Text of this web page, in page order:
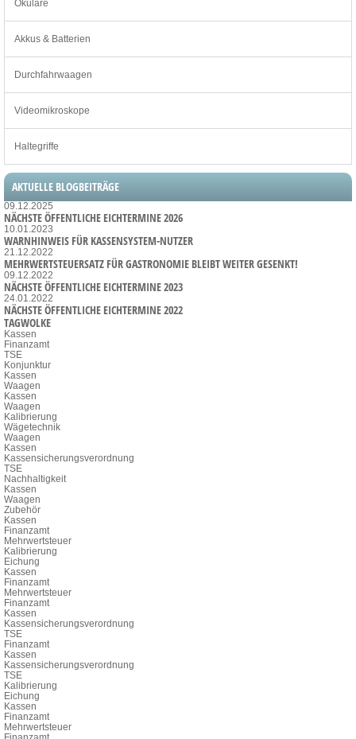
Okulare
Akkus & Batterien
Durchfahrwaagen
Videomikroskope
Haltegriffe
AKTUELLE BLOGBEITRÄGE
09.12.2025
NÄCHSTE ÖFFENTLICHE EICHTERMINE 2026
10.01.2023
WARNHINWEIS FÜR KASSENSYSTEM-NUTZER
21.12.2022
MEHRWERTSTEUERSATZ FÜR GASTRONOMIE BLEIBT WEITER GESENKT!
09.12.2022
NÄCHSTE ÖFFENTLICHE EICHTERMINE 2023
24.01.2022
NÄCHSTE ÖFFENTLICHE EICHTERMINE 2022
TAGWOLKE
Kassen
Finanzamt
TSE
Konjunktur
Kassen
Waagen
Kassen
Waagen
Kalibrierung
Wägetechnik
Waagen
Kassen
Kassensicherungsverordnung
TSE
Nachhaltigkeit
Kassen
Waagen
Zubehör
Kassen
Finanzamt
Mehrwertsteuer
Kalibrierung
Eichung
Kassen
Finanzamt
Mehrwertsteuer
Finanzamt
Kassen
Kassensicherungsverordnung
TSE
Finanzamt
Kassen
Kassensicherungsverordnung
TSE
Kalibrierung
Eichung
Kassen
Finanzamt
Mehrwertsteuer